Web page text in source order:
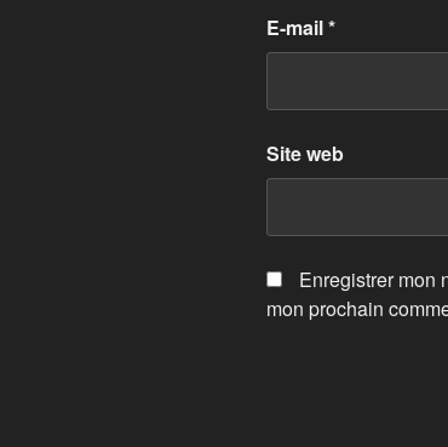
E-mail*
Site web
Enregistrer mon
mon prochain